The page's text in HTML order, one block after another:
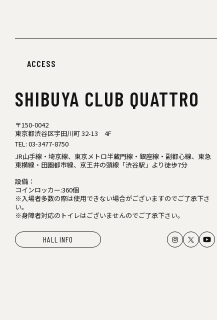
ACCESS
SHIBUYA CLUB QUATTRO
〒150-0042
東京都渋谷区宇田川町 32-13 4F
TEL: 03-3477-8750
JR山手線・埼京線、東京メトロ半蔵門線・銀座線・副都心線、東急
東横線・田園都市線、京王井の頭線「渋谷駅」より徒歩7分
設備：
コインロッカー:360個
※入場者多数の際は使用できない場合がございますのでご了承下さ
い。
※身障者対応のトイレはございませんのでご了承下さい。
HALL INFO